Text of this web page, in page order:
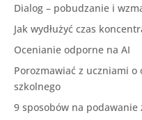
Dialog – pobudzanie i
Jak wydłużyć czas
Ocenianie odporne na AI
Porozmawiać z uczniami
szkolnego
9 sposobów na